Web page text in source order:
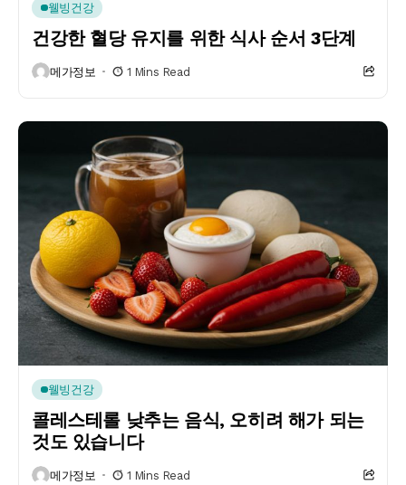
웰빙건강
건강한 혈당 유지를 위한 식사 순서 3단계
메가정보 1 Mins Read
웰빙건강
콜레스테롤 낮추는 음식, 오히려 해가 되는
것도 있습니다
메가정보 1 Mins Read